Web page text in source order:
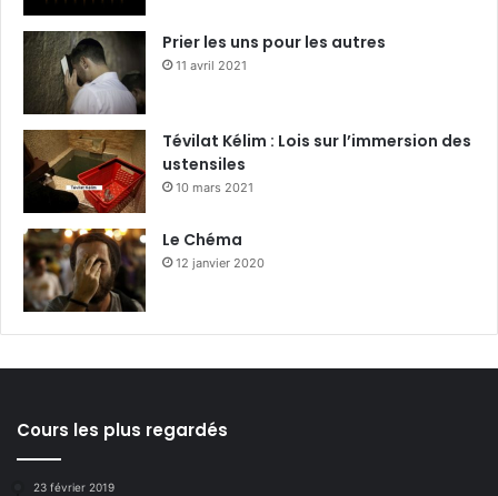
Prier les uns pour les autres
11 avril 2021
Tévilat Kélim : Lois sur l’immersion des
ustensiles
10 mars 2021
Le Chéma
12 janvier 2020
Cours les plus regardés
23 février 2019